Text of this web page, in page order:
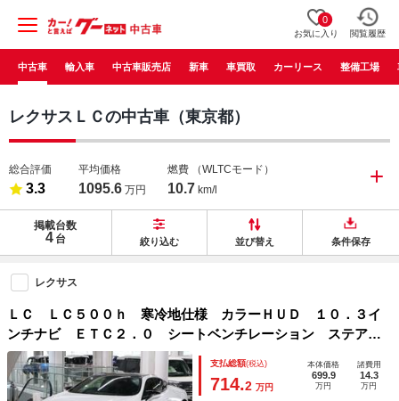
0
お気に入り 閲覧履歴
中古車 輸入車 中古車販売店 新車 車買取 カーリース 整備工場
レクサスＬＣの中古車（東京都）
総合評価
3.3
平均価格
1095.6 万円
燃費 （WLTCモード）
10.7 km/l
掲載台数
4 台 絞り込む 並び替え 条件保存
レクサス
ＬＣ ＬＣ５００ｈ 寒冷地仕様 カラーＨＵＤ １０．３イ
ンチナビ ＥＴＣ２．０ シートベンチレーション ステアリ
ングヒーター セーフティシステム ＢＳＭ 三眼ＬＥＤ オ
プション２１インチ鍛造ＡＷ ブルーレイ ＢＴオーディオ
フルセグ
支払総額(税込)
714.2 万円
本体価格
699.9
万円
諸費用
14.3
万円